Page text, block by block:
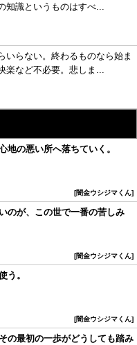
知識というものはすべ...
いらない。終わるものなら始ま
楽など不必要。悲しま...
地の悪い所へ落ちていく。
闇金ウシジマくん
のが、この世で一番の苦しみ
闇金ウシジマくん
う。
闇金ウシジマくん
の最初の一歩がどうしても踏み